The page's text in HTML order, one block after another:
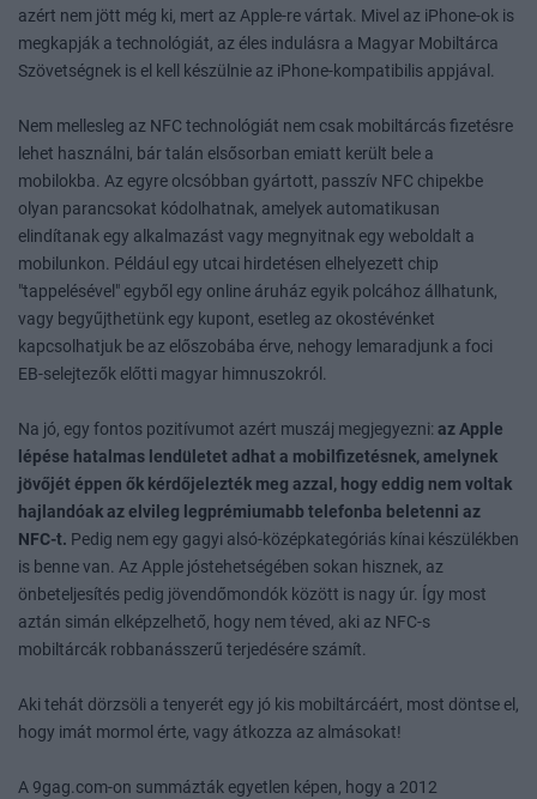
azért nem jött még ki, mert az Apple-re vártak. Mivel az iPhone-ok is
megkapják a technológiát, az éles indulásra a Magyar Mobiltárca
Szövetségnek is el kell készülnie az iPhone-kompatibilis appjával.
Nem mellesleg az NFC technológiát nem csak mobiltárcás fizetésre
lehet használni, bár talán elsősorban emiatt került bele a
mobilokba. Az egyre olcsóbban gyártott, passzív NFC chipekbe
olyan parancsokat kódolhatnak, amelyek automatikusan
elindítanak egy alkalmazást vagy megnyitnak egy weboldalt a
mobilunkon. Például egy utcai hirdetésen elhelyezett chip
"tappelésével" egyből egy online áruház egyik polcához állhatunk,
vagy begyűjthetünk egy kupont, esetleg az okostévénket
kapcsolhatjuk be az előszobába érve, nehogy lemaradjunk a foci
EB-selejtezők előtti magyar himnuszokról.
Na jó, egy fontos pozitívumot azért muszáj megjegyezni: az Apple
lépése hatalmas lendületet adhat a mobilfizetésnek, amelynek
jövőjét éppen ők kérdőjelezték meg azzal, hogy eddig nem voltak
hajlandóak az elvileg legprémiumabb telefonba beletenni az
NFC-t. Pedig nem egy gagyi alsó-középkategóriás kínai készülékben
is benne van. Az Apple jóstehetségében sokan hisznek, az
önbeteljesítés pedig jövendőmondók között is nagy úr. Így most
aztán simán elképzelhető, hogy nem téved, aki az NFC-s
mobiltárcák robbanásszerű terjedésére számít.
Aki tehát dörzsöli a tenyerét egy jó kis mobiltárcáért, most döntse el,
hogy imát mormol érte, vagy átkozza az almásokat!
A 9gag.com-on summázták egyetlen képen, hogy a 2012